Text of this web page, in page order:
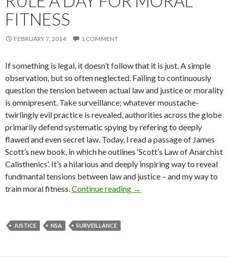
FITNESS
FEBRUARY 7, 2014 1 COMMENT
If something is legal, it doesn’t follow that it is just. A simple
observation, but so often neglected. Failing to continuously
question the tension between actual law and justice or morality
is omnipresent. Take surveillance; whatever moustache-
twirlingly evil practice is revealed, authorities across the globe
primarily defend systematic spying by refering to deeply
flawed and even secret law. Today, I read a passage of James
Scott’s new book, in which he outlines ‘Scott’s Law of Anarchist
Calisthenics’. It’s a hilarious and deeply inspiring way to reveal
fundmantal tensions between law and justice – and my way to
train moral fitness.Continue reading Law and Justice: Breaking
→
JUSTICE NSA SURVEILLANCE